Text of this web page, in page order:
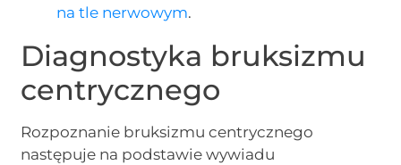
na tle nerwowym.
Diagnostyka bruksizmu
centrycznego
Rozpoznanie bruksizmu centrycznego
następuje na podstawie wywiadu